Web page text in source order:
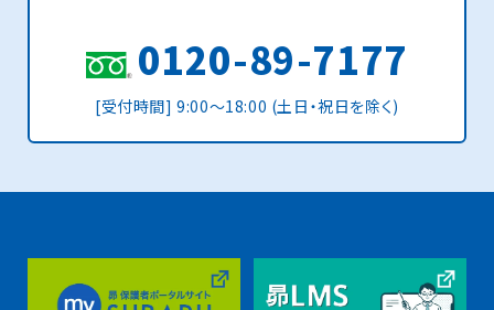
0120-89-7177
[受付時間] 9:00〜18:00 (土日・祝日を除く)